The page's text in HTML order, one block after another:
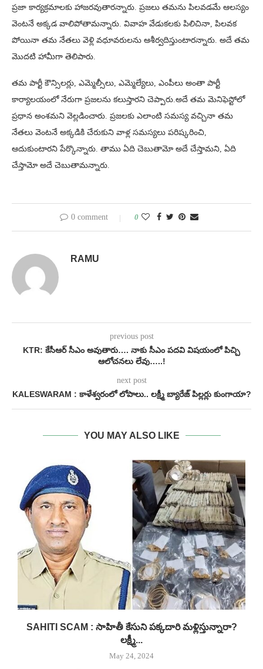
ప్రజా కార్యక్రమాలకు హాజరవుతారన్నారు. ప్రజలు తమను పిలవడమే ఆలస్యం
వెంటనే అక్కడ వాలిపోతామన్నారు. వివాహ వేడుకలకు పిలిచినా, పిలవక
పోయినా తమ నేతలు వెళ్లి వధూవరులను ఆశీర్వదిస్తుంటారన్నారు. అదే తమ
మొదటి హామీగా తెలిపారు.
తమ పార్టీ కౌన్సిలర్లు, ఎమ్మెల్సీలు, ఎమ్మెల్యేలు, ఎంపీలు అంతా పార్టీ
కార్యాలయంలో నేరుగా ప్రజలను కలుస్తారని చెప్పారు.అదే తమ మెనిఫెస్టోలో
ప్రధాన అంశమని వెల్లడించారు. ప్రజలకు ఎలాంటి సమస్య వచ్చినా తమ
నేతలు వెంటనే అక్కడికి చేరుకుని వాళ్ల సమస్యలు పరిష్కరించి,
ఆదుకుంటారని పేర్కొన్నారు. తాము ఏది చెబుతామో అదే చేస్తామని, ఏది
చేస్తామో అదే చెబుతామన్నారు.
0 comment 0
RAMU
previous post
KTR: కేసీఆర్ సీఎం అవుతారు…. నాకు సీఎం పదవి విషయంలో పిచ్చి
ఆలోచనలు లేవు…..!
next post
KALESWARAM : కాళేశ్వరంలో లోపాలు.. లక్ష్మీ బ్యారేజ్ పిల్లర్లు కుంగాయా?
YOU MAY ALSO LIKE
SAHITI SCAM : సాహితీ కేసుని పక్కదారి మళ్లిస్తున్నారా?
లక్ష్మీ...
May 24, 2024